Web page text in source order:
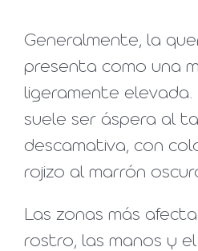
Generalmente, la
presenta como una
ligeramente elevada.
suele ser áspera al
descamativa, con
rojizo al marrón
Las zonas más
rostro, las manos y